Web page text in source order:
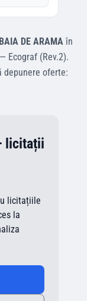
DE ARAMA în
Ecograf (Rev.2).
depunere oferte:
licitații
licitațiile
la